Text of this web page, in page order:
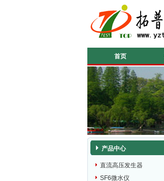
首页
产品中心
直流高压发生器
SF6微水仪